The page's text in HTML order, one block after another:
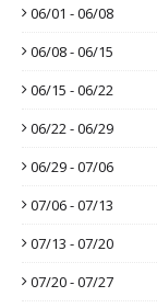
06/01 - 06/08
06/08 - 06/15
06/15 - 06/22
06/22 - 06/29
06/29 - 07/06
07/06 - 07/13
07/13 - 07/20
07/20 - 07/27